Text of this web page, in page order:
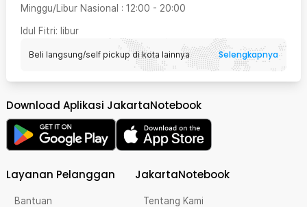
Minggu/Libur Nasional : 12:00 - 20:00
Idul Fitri: libur
Beli langsung/self pickup di kota lainnya Selengkapnya
Download Aplikasi JakartaNotebook
Layanan Pelanggan
Bantuan
JakartaNotebook
Tentang Kami